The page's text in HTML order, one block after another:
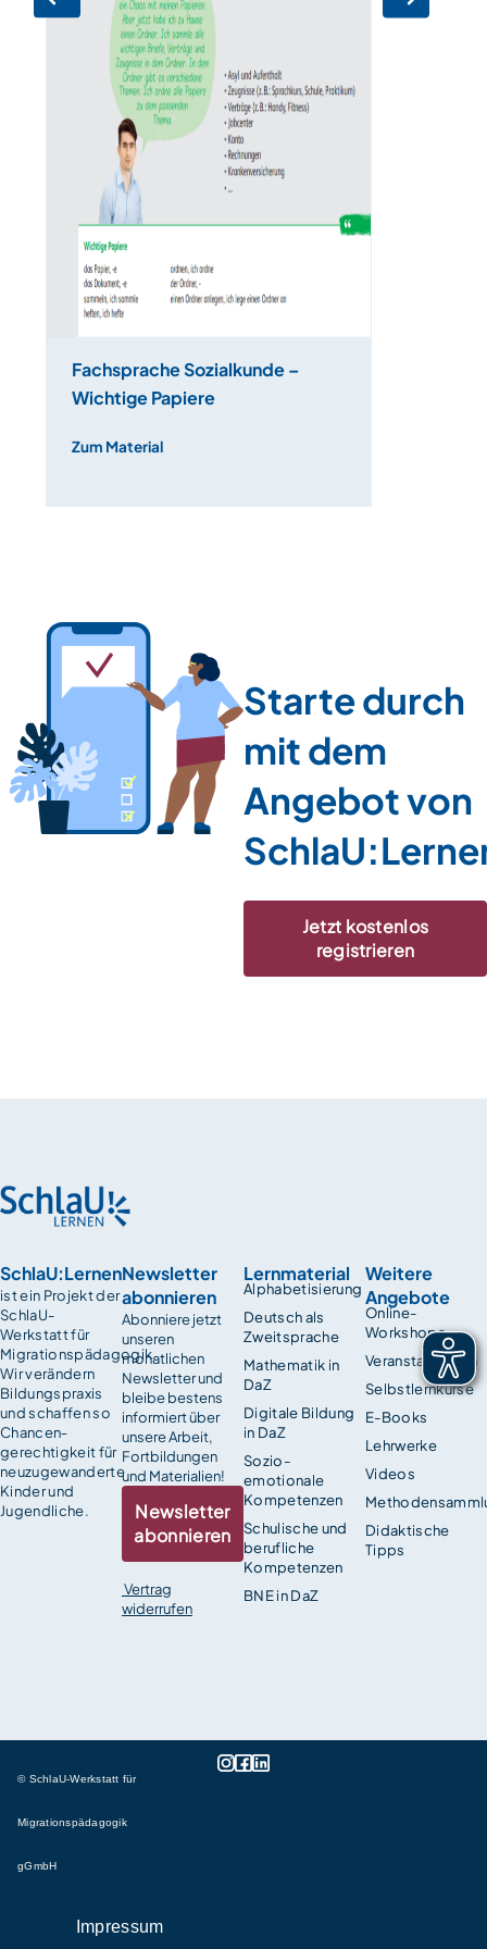
Fachsprache Sozialkunde –
Wichtige Papiere
Zum Material
Starte durch
mit dem
Angebot von
Jetzt kostenlos
registrieren
SchlaU:Lernen
ist ein Projekt der
SchlaU-
Werkstatt für
Migrationspädagogik.
Wir verändern
Bildungspraxis
und schaffen so
Chancen­
gerechtigkeit für
neuzugewanderte
Kinder und
Jugendliche.
Lernmaterial
Alphabetisierung
Deutsch als
Zweitsprache
Mathematik in
DaZ
Digitale Bildung
in DaZ
Sozio-
emotionale
Kompetenzen
Schulische und
berufliche
Kompetenzen
BNE in DaZ
Weitere
Angebote
Online-
Workshops
Veranstaltungen
Selbstlernkurse
E-Books
Lehrwerke
Videos
Didaktische
Tipps
Newsletter
abonnieren
Abonniere jetzt
unseren
monatlichen
Newsletter und
bleibe bestens
informiert über
unsere Arbeit,
Fortbildungen
und Materialien!
Newsletter
abonnieren
Vertrag
widerrufen
© SchlaU-Werkstatt für
Migrationspädagogik
gGmbH
Impressum